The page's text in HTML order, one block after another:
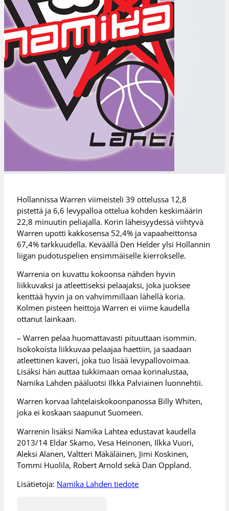
Hollannissa Warren viimeisteli 39 ottelussa 12,8
pistettä ja 6,6 levypalloa ottelua kohden keskimäärin
22,8 minuutin peliajalla. Korin läheisyydessä viihtyvä
Warren upotti kakkosensa 52,4% ja vapaaheittonsa
67,4% tarkkuudella. Keväällä Den Helder ylsi Hollannin
liigan pudotuspelien ensimmäiselle kierrokselle.
Warrenia on kuvattu kokoonsa nähden hyvin
liikkuvaksi ja atleettiseksi pelaajaksi, joka juoksee
kenttää hyvin ja on vahvimmillaan lähellä koria.
Kolmen pisteen heittoja Warren ei viime kaudella
ottanut lainkaan.
– Warren pelaa huomattavasti pituuttaan isommin.
Isokokoista liikkuvaa pelaajaa haettiin, ja saadaan
atleettinen kaveri, joka tuo lisää levypallovoimaa.
Lisäksi hän auttaa tukkimaan omaa korinalustaa,
Namika Lahden pääluotsi Ilkka Palviainen luonnehtii.
Warren korvaa lahtelaiskokoonpanossa Billy Whiten,
joka ei koskaan saapunut Suomeen.
Warrenin lisäksi Namika Lahtea edustavat kaudella
2013/14 Eldar Skamo, Vesa Heinonen, Ilkka Vuori,
Aleksi Alanen, Valtteri Mäkäläinen, Jimi Koskinen,
Tommi Huolila, Robert Arnold sekä Dan Oppland.
Lisätietoja: Namika Lahden tiedote